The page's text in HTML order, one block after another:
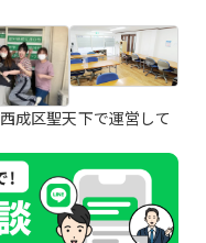
成区聖天下で運営して